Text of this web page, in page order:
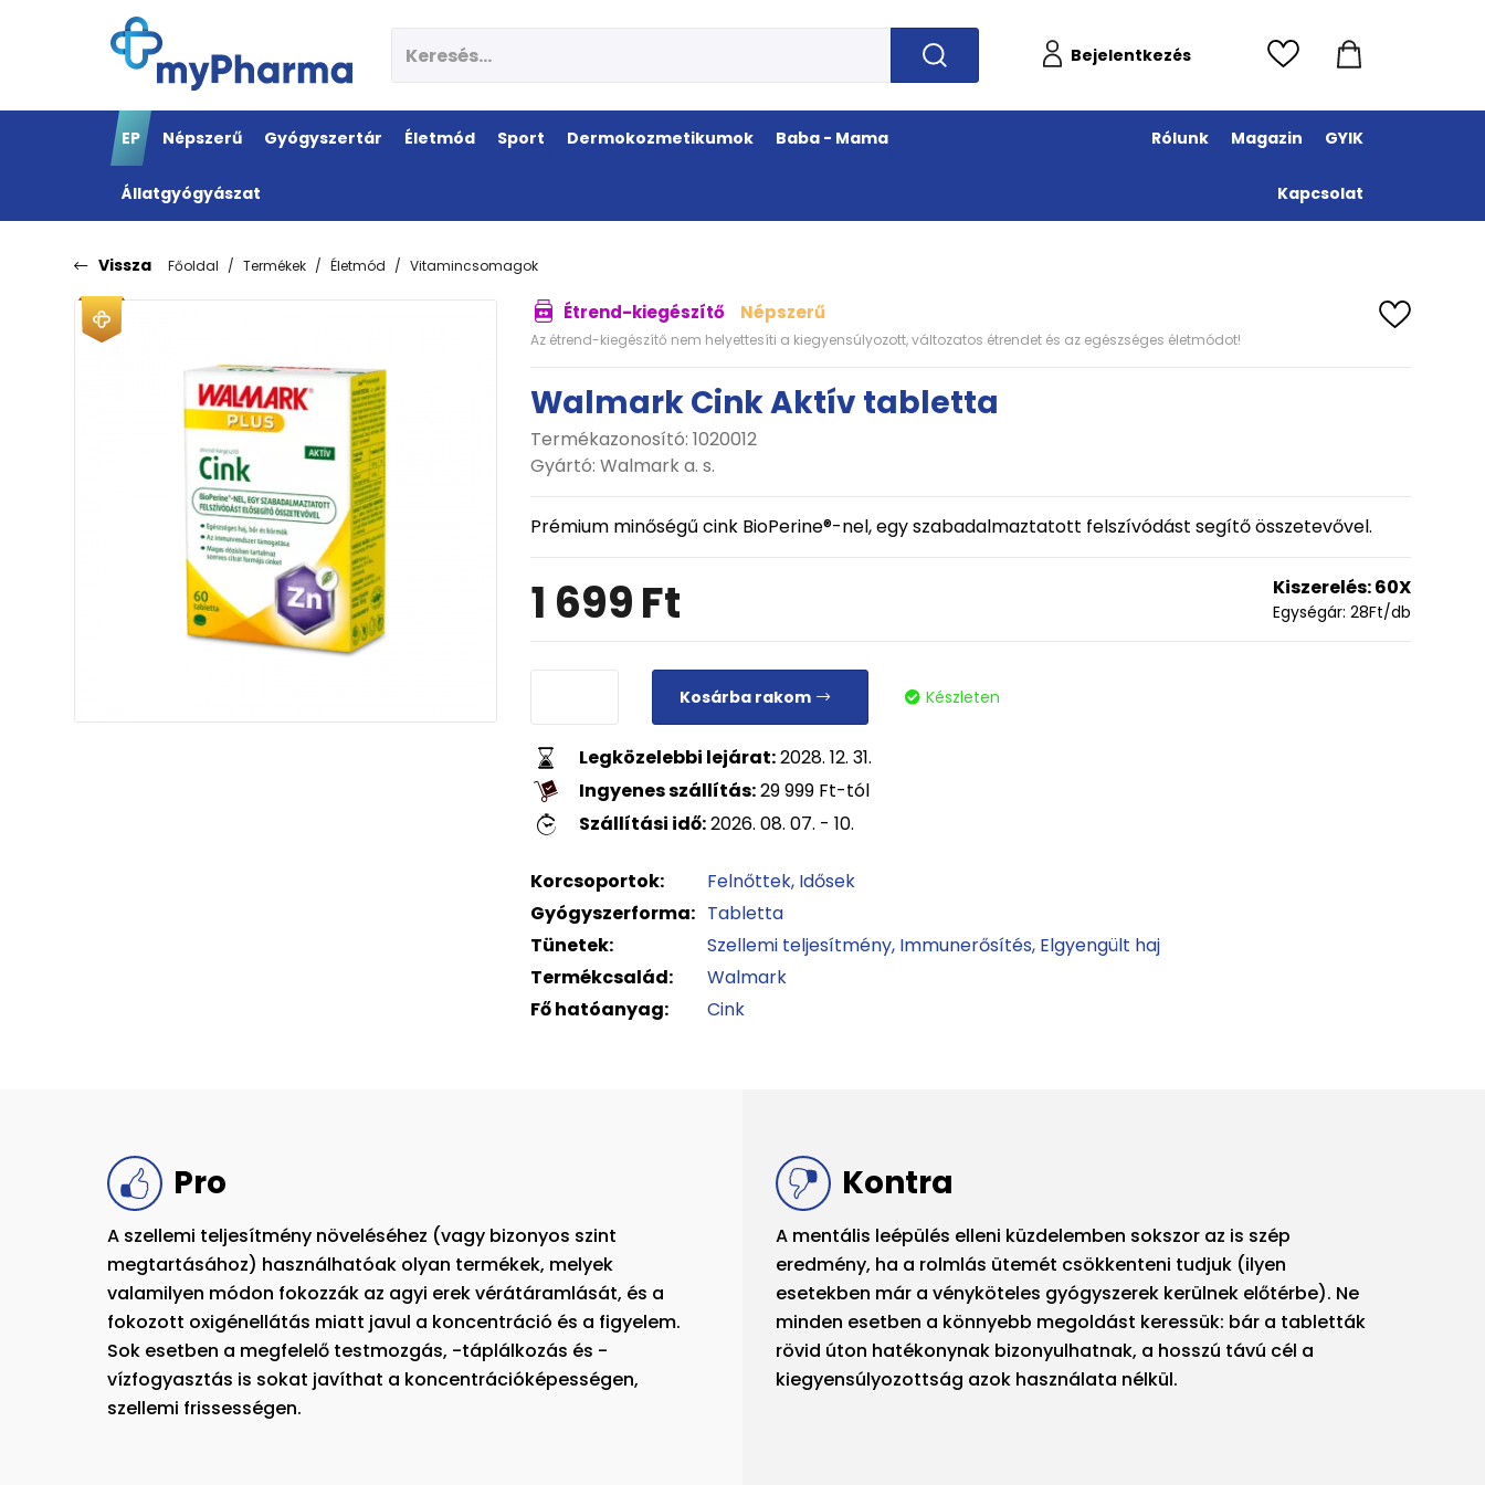
Bejelentkezés
EP Népszerű Gyógyszertár Életmód Sport Dermokozmetikumok Baba - Mama
Állatgyógyászat
Rólunk Magazin GYIK
Kapcsolat
Vissza Főoldal Termékek Életmód Vitamincsomagok
Étrend-kiegészítő Népszerű
Az étrend-kiegészítő nem helyettesíti a kiegyensúlyozott, változatos étrendet és az egészséges életmódot!
Walmark Cink Aktív tabletta
Termékazonosító: 1020012
Gyártó:Walmark a. s.
Prémium minőségű cink BioPerine®-nel, egy szabadalmaztatott felszívódást segítő összetevővel.
1 699Ft Kiszerelés:60X
Egységár: 28Ft/db
Kosárba rakom Készleten
Legközelebbi lejárat:2028. 12. 31.
Ingyenes szállítás:29 999 Ft-tól
Szállítási idő:2026. 08. 07. - 10.
Korcsoportok: Felnőttek Idősek
Gyógyszerforma: Tabletta
Tünetek:
Szellemi teljesítmény Immunerősítés Elgyengült haj
Termékcsalád:
Walmark
Fő hatóanyag:
Cink
Pro
A szellemi teljesítmény növeléséhez (vagy bizonyos szint
megtartásához) használhatóak olyan termékek, melyek
valamilyen módon fokozzák az agyi erek vérátáramlását, és a
fokozott oxigénellátás miatt javul a koncentráció és a figyelem.
Sok esetben a megfelelő testmozgás, -táplálkozás és -
vízfogyasztás is sokat javíthat a koncentrációképességen,
szellemi frissességen.
Kontra
A mentális leépülés elleni küzdelemben sokszor az is szép
eredmény, ha a rolmlás ütemét csökkenteni tudjuk (ilyen
esetekben már a vényköteles gyógyszerek kerülnek előtérbe). Ne
minden esetben a könnyebb megoldást keressük: bár a tabletták
rövid úton hatékonynak bizonyulhatnak, a hosszú távú cél a
kiegyensúlyozottság azok használata nélkül.